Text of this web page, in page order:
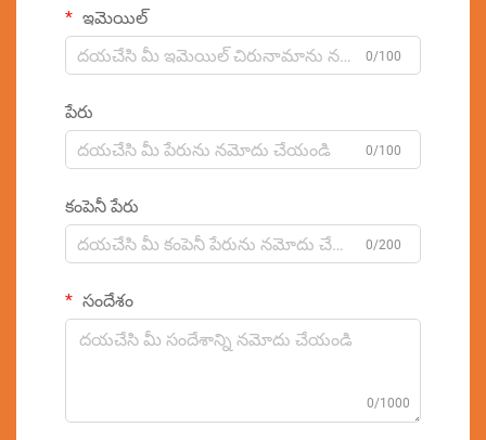
ఇమెయిల్
0/100
పేరు
0/100
కంపెనీ పేరు
0/200
సందేశం
0/1000